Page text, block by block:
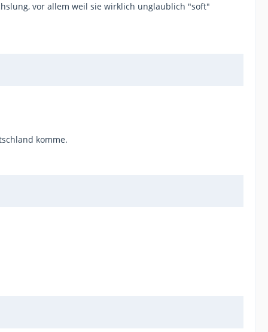
vor allem weil sie wirklich unglaublich "soft"
komme.